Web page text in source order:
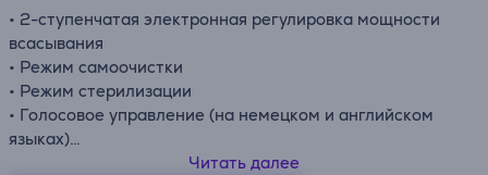
• 2-ступенчатая электронная регулировка мощности
всасывания
• Режим самоочистки
• Режим стерилизации
• Голосовое управление (на немецком и английском
языках)
• Эффективная очистка вдоль краев
Читать далее